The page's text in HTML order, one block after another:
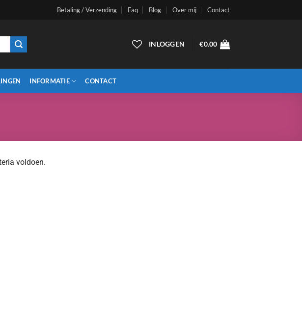
Betaling / Verzending Faq Blog Over mij Contact
INLOGGEN €0.00
INFORMATIE CONTACT
voldoen.